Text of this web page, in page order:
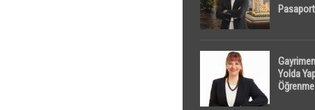
Yolda